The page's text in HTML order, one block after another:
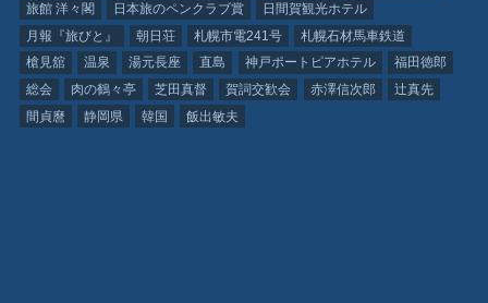
旅館 洋々閣
日本旅のペンクラブ賞
日間賀観光ホテル
月報『旅びと』
朝日荘 札幌市電241号
札幌石材馬車鉄道
槍見舘
温泉 湯元長座 直島 神戸ポートピアホテル
福田徳郎
総会
肉の鶴々亭 芝田真督 賀詞交歓会 赤澤信次郎
辻真先
間貞麿
静岡県 韓国 飯出敏夫